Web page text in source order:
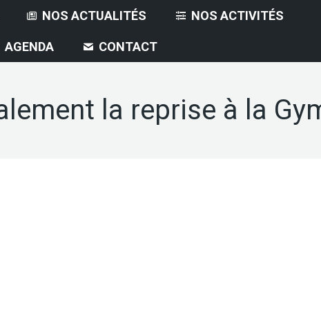
NOS ACTUALITÉS NOS ACTIVITÉS
AGENDA CONTACT
la reprise à la